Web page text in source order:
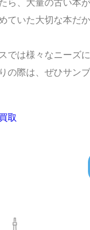
ていた大切な本だ
では様々なニーズ
の際は、ぜひサン
取